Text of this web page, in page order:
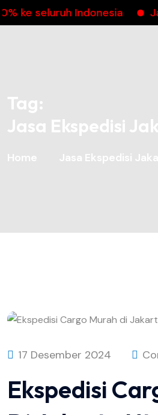
seluruh Indonesia
Tag:
Jasa Ekspedisi
Home Jasa Ekspedisi
17 Desember 2024
Ekspedisi